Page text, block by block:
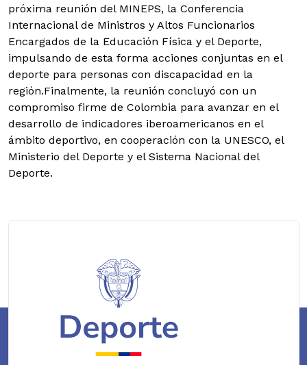
próxima reunión del MINEPS, la Conferencia
Internacional de Ministros y Altos Funcionarios
Encargados de la Educación Física y el Deporte,
impulsando de esta forma acciones conjuntas en el
deporte para personas con discapacidad en la
región.Finalmente, la reunión concluyó con un
compromiso firme de Colombia para avanzar en el
desarrollo de indicadores iberoamericanos en el
ámbito deportivo, en cooperación con la UNESCO, el
Ministerio del Deporte y el Sistema Nacional del
Deporte.